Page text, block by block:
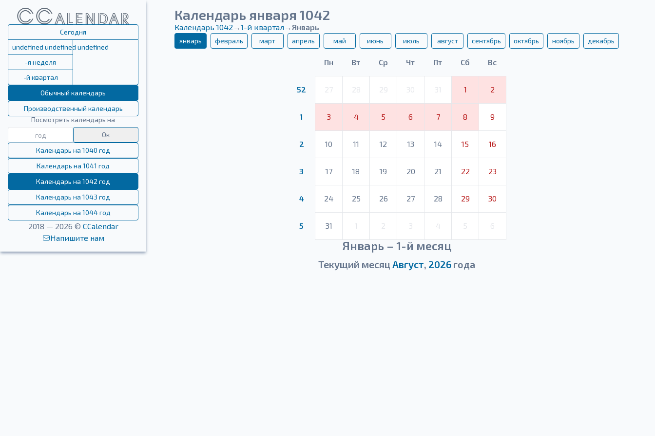
Сегодня
undefined undefined undefined
-я неделя
-й квартал
Обычный календарь
Производственный календарь
Посмотреть календарь на
Ок
Календарь на 1040 год
Календарь на 1041 год
Календарь на 1042 год
Календарь на 1043 год
Календарь на 1044 год
2018 — 2026 © CCalendar
Напишите нам
Календарь января 1042
Календарь 1042 →1-й квартал→ Январь
январь февраль март апрель май июнь июль август сентябрь октябрь ноябрь декабрь
Пн Вт Ср Чт Пт Сб Вс
52 27 28 29 30 31 1 2
1 3 4 5 6 7 8 9
2 10 11 12 13 14 15 16
3 17 18 19 20 21 22 23
4 24 25 26 27 28 29 30
5 31 1 2 3 4 5 6
Январь – 1-й месяц
Текущий месяц Август, 2026 года